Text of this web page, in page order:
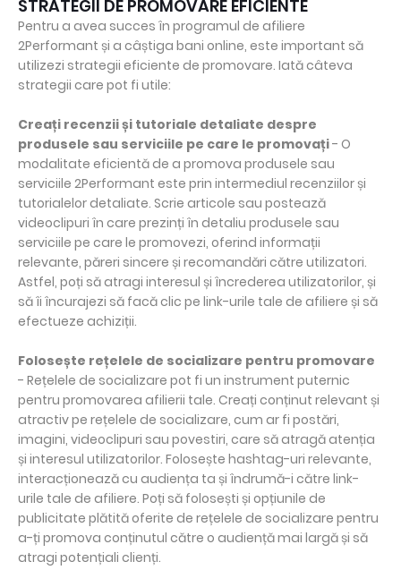
STRATEGII DE PROMOVARE EFICIENTE
Pentru a avea succes în programul de afiliere
2Performant și a câștiga bani online, este important să
utilizezi strategii eficiente de promovare. Iată câteva
strategii care pot fi utile:
Creați recenzii și tutoriale detaliate despre
produsele sau serviciile pe care le promovați- O
modalitate eficientă de a promova produsele sau
serviciile 2Performant este prin intermediul recenziilor și
tutorialelor detaliate. Scrie articole sau postează
videoclipuri în care prezinți în detaliu produsele sau
serviciile pe care le promovezi, oferind informații
relevante, păreri sincere și recomandări către utilizatori.
Astfel, poți să atragi interesul și încrederea utilizatorilor, și
să îi încurajezi să facă clic pe link-urile tale de afiliere și să
efectueze achiziții.
Folosește rețelele de socializare pentru promovare
- Rețelele de socializare pot fi un instrument puternic
pentru promovarea afilierii tale. Creați conținut relevant și
atractiv pe rețelele de socializare, cum ar fi postări,
imagini, videoclipuri sau povestiri, care să atragă atenția
și interesul utilizatorilor. Folosește hashtag-uri relevante,
interacționează cu audiența ta și îndrumă-i către link-
urile tale de afiliere. Poți să folosești și opțiunile de
publicitate plătită oferite de rețelele de socializare pentru
a-ți promova conținutul către o audiență mai largă și să
atragi potențiali clienți.